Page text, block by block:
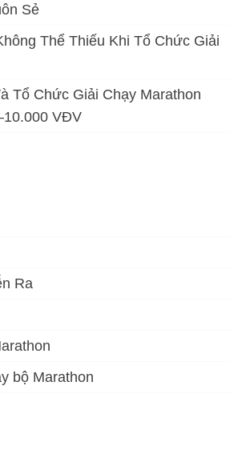
Sẻ
Thể Thiếu Khi Tổ Chức Giải
Tổ Chức Giải Chạy Marathon
VĐV
Ra
bộ Marathon